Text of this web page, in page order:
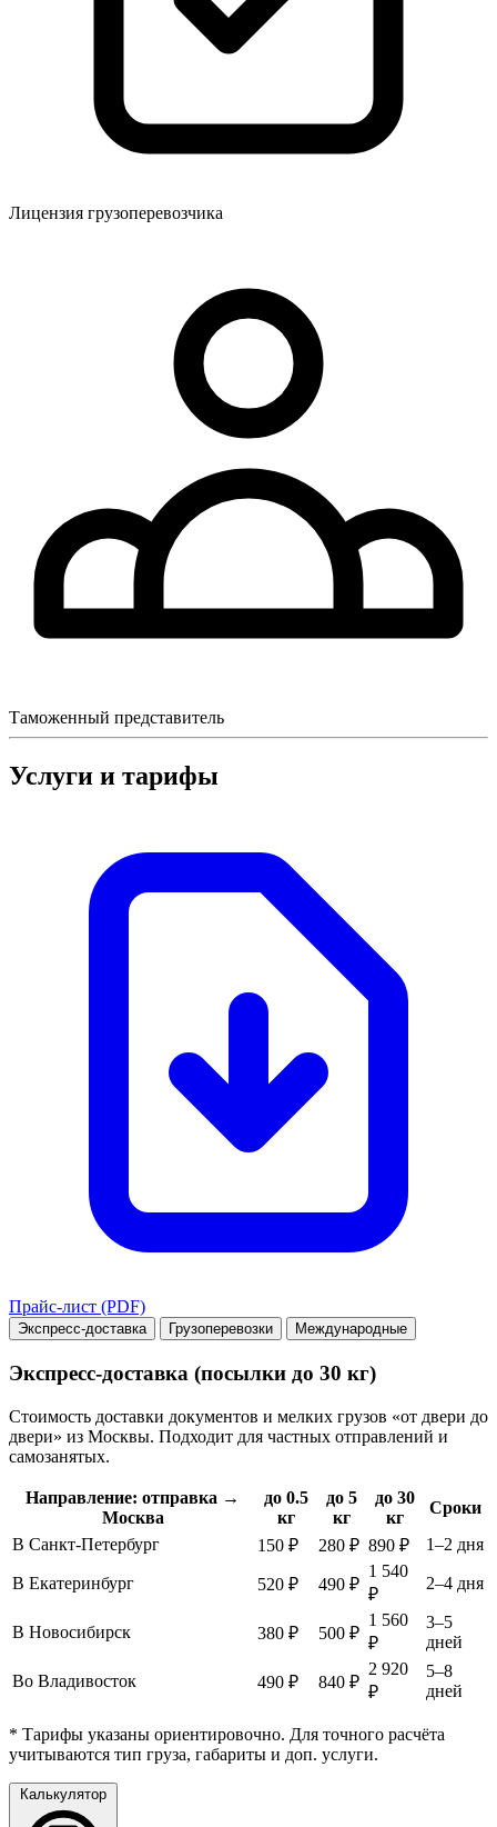
Лицензия грузоперевозчика
Таможенный представитель
Услуги и тарифы
Прайс-лист (PDF)
Экспресс-доставка Грузоперевозки Международные
Экспресс-доставка (посылки до 30 кг)
Стоимость доставки документов и мелких грузов «от двери до
двери» из Москвы. Подходит для частных отправлений и
самозанятых.
Направление: отправка →
Москва
до 0.5
кг
до 5
кг
до 30
кг
Сроки
В Санкт-Петербург
150 ₽ 280 ₽ 890 ₽ 1–2 дня
В Екатеринбург 520 ₽ 490 ₽
1 540
₽
2–4 дня
В Новосибирск 380 ₽ 500 ₽
1 560
₽
3–5
дней
Во Владивосток 490 ₽ 840 ₽
2 920
₽
5–8
дней
* Тарифы указаны ориентировочно. Для точного расчёта
учитываются тип груза, габариты и доп. услуги.
Калькулятор